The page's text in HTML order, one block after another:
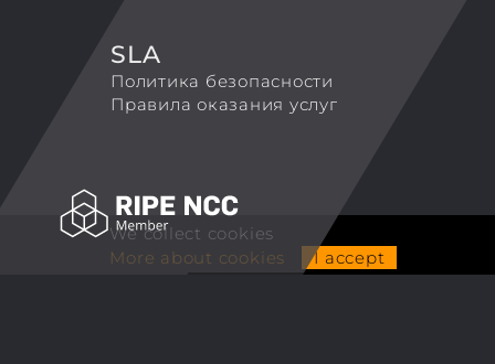
SLA
Политика безопасности
Правила оказания услуг
We collect cookies
More about cookies
I accept